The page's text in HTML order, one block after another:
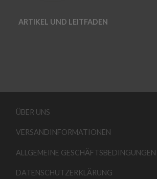
ARTIKEL UND LEITFADEN
ÜBER UNS
VERSANDINFORMATIONEN
ALLGEMEINE GESCHÄFTSBEDINGUNGEN
DATENSCHUTZERKLÄRUNG